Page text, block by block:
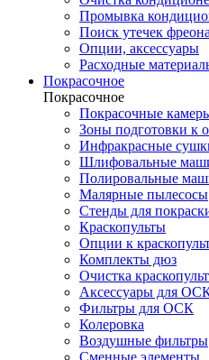
Промывка
Поиск утечек фреона
Опции, аксессуары
Расходные
Покрасочное
Покрасочное
Покрасочные
Зоны подготовки к
Инфракрасные
Шлифовальные
Полировальные
Малярные пылесосы
Стенды для
Краскопульты
Опции к
Комплекты дюз
Очистка
Аксессуары для
Фильтры для ОСК
Колеровка
Воздушные фильтры
Сменные элементы